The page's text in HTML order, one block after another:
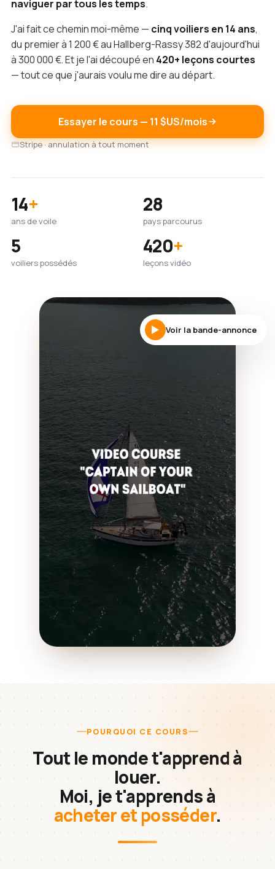
naviguer par tous les temps.
J'ai fait ce chemin moi-même — cinq voiliers en 14 ans,
du premier à 1 200 € au Hallberg-Rassy 382 d'aujourd'hui
à 300 000 €. Et je l'ai découpé en 420+ leçons courtes
— tout ce que j'aurais voulu me dire au départ.
Essayer le cours — 11 $US/mois
Stripe · annulation à tout moment
14+
ans de voile
28
pays parcourus
5
voiliers possédés
420+
leçons vidéo
Voir la bande-annonce
POURQUOI CE COURS
Tout le monde t'apprend à
louer.
Moi, je t'apprends à
acheter et posséder.